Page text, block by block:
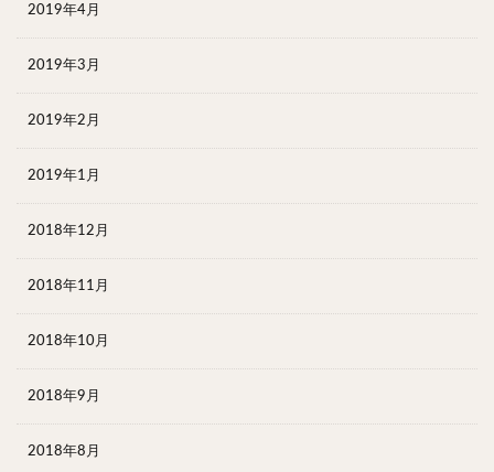
2019年4月
2019年3月
2019年2月
2019年1月
2018年12月
2018年11月
2018年10月
2018年9月
2018年8月